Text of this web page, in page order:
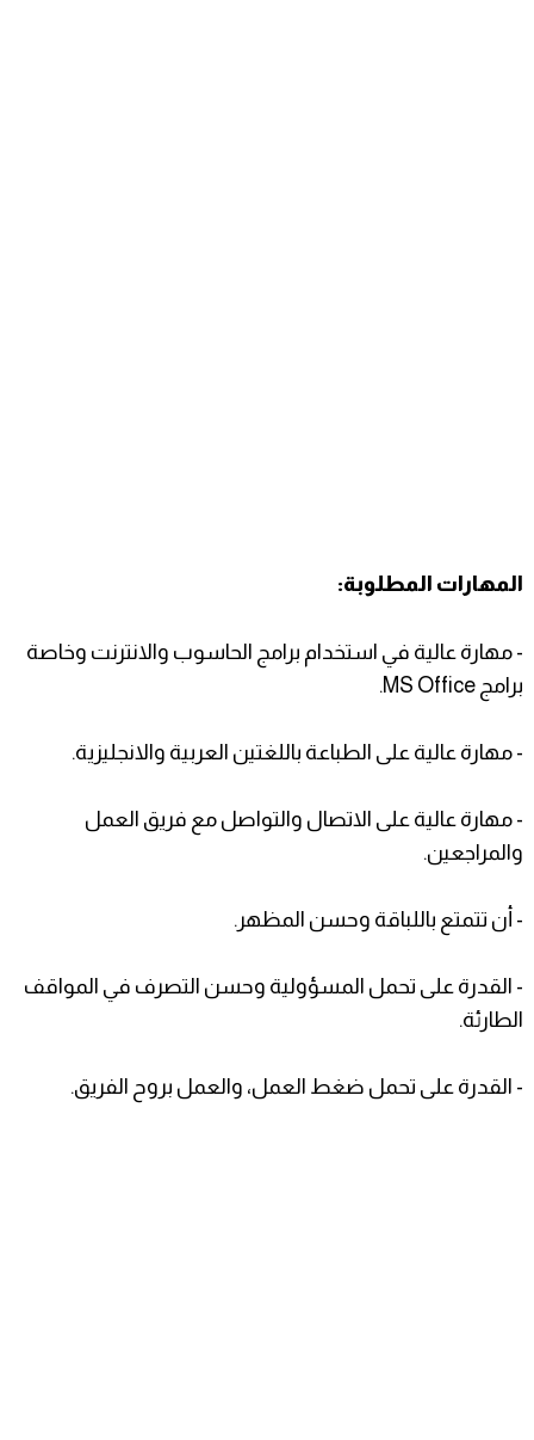
المهارات المطلوبة:
- مهارة عالية في استخدام برامج الحاسوب والانترنت وخاصة
برامج MS Office.
- مهارة عالية على الطباعة باللغتين العربية والانجليزية.
- مهارة عالية على الاتصال والتواصل مع فريق العمل
والمراجعين.
- أن تتمتع باللباقة وحسن المظهر.
- القدرة على تحمل المسؤولية وحسن التصرف في المواقف
الطارئة.
- القدرة على تحمل ضغط العمل، والعمل بروح الفريق.